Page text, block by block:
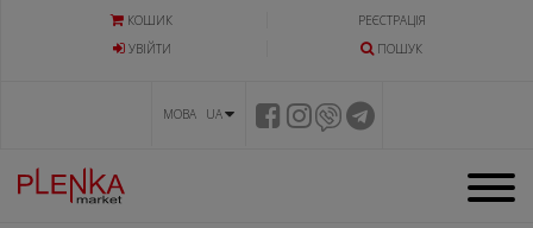
КОШИК
РЕЄСТРАЦІЯ
УВIЙТИ
ПОШУК
МОВА UA